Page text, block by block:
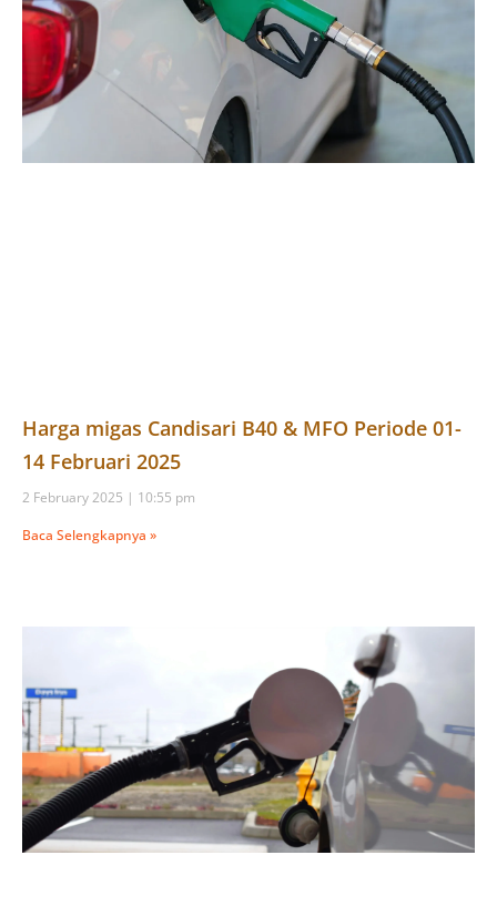
Harga migas Candisari B40 & MFO Periode 01-
14 Februari 2025
2 February 2025
10:55 pm
Baca Selengkapnya »